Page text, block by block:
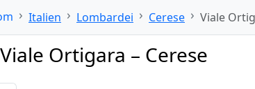
Italien Lombardei Cerese Viale
Ortigara – Cerese